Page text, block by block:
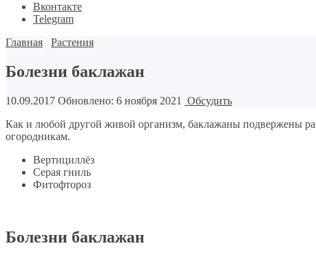
Вконтакте
Telegram
Главная
Растения
Болезни баклажан
10.09.2017 Обновлено: 6 ноября 2021
Обсудить
Как и любой другой живой организм, баклажаны подвержены
огородникам.
Вертициллёз
Серая гниль
Фитофтороз
Болезни баклажан